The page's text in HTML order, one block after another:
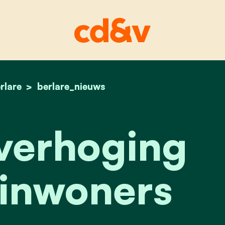
home berlare_nieuws
belastingverhoging treft alle inwoners